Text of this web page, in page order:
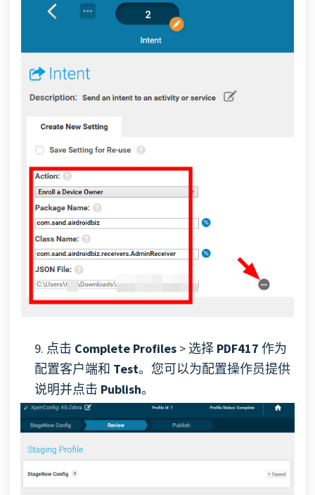
9. 点击 Complete Profiles > 选择 PDF417 作为
配置客户端和 Test。您可以为配置操作员提供
说明并点击 Publish。